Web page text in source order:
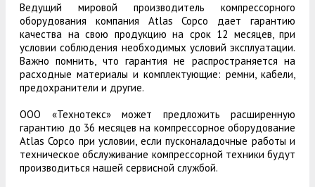
Ведущий мировой производитель компрессорного
оборудования компания Atlas Copco дает гарантию
качества на свою продукцию на срок 12 месяцев, при
условии соблюдения необходимых условий эксплуатации.
Важно помнить, что гарантия не распространяется на
расходные материалы и комплектующие: ремни, кабели,
предохранители и другие.
ООО «Технотекс» может предложить расширенную
гарантию до 36 месяцев на компрессорное оборудование
Atlas Copco при условии, если пусконаладочные работы и
техническое обслуживание компрессорной техники будут
производиться нашей сервисной службой.